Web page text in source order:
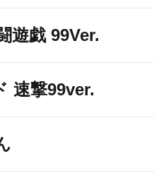
遊戯 99Ver.
速撃99ver.